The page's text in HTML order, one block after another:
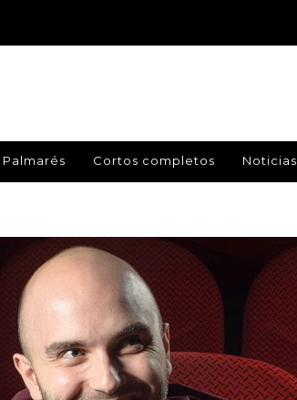
Palmarés Cortos completos Noticias